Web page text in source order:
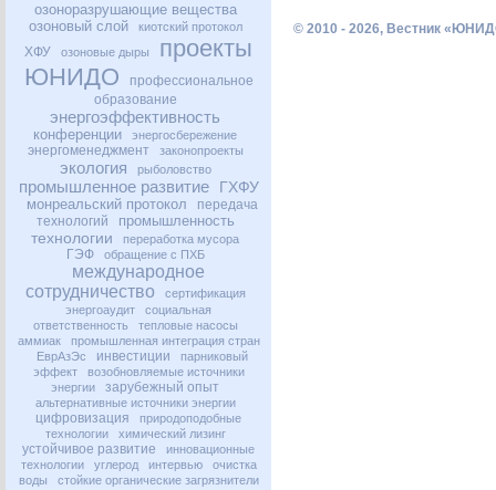
озоноразрушающие вещества
озоновый слой
киотский протокол
ХФУ озоновые дыры
проекты
ЮНИДО
профессиональное
образование
энергоэффективность
конференции энергосбережение
энергоменеджмент законопроекты
экология рыболовство
промышленное развитие ГХФУ
монреальский протокол
передача
технологий
промышленность
технологии переработка мусора
ГЭФ обращение с ПХБ
международное
сотрудничество
сертификация
энергоаудит
социальная
ответственность
тепловые насосы
аммиак
промышленная интеграция стран
ЕврАзЭс
инвестиции
парниковый
эффект
возобновляемые источники
энергии
зарубежный опыт
альтернативные источники энергии
цифровизация
природоподобные
технологии
химический лизинг
устойчивое развитие
инновационные
технологии
углерод интервью
очистка
воды
стойкие органические загрязнители
© 2010 - 2026, Вестник